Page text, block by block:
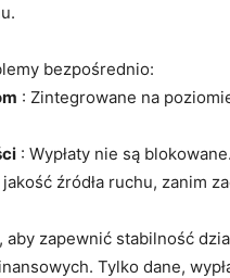
bezpośrednio:
: Zintegrowane na
: Wypłaty nie są
jakość źródła ruchu, zanim
aby zapewnić stabilność
Tylko dane,